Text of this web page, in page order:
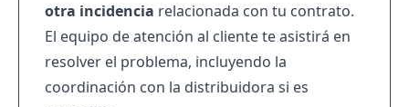
otra incidencia relacionada con tu contrato.
El equipo de atención al cliente te asistirá en
resolver el problema, incluyendo la
coordinación con la distribuidora si es